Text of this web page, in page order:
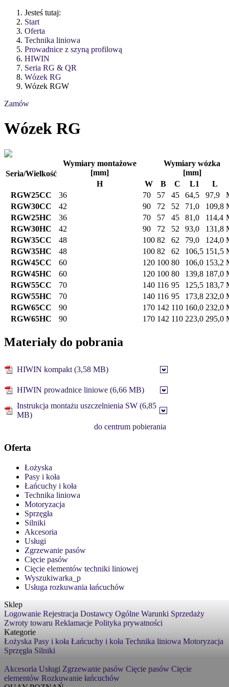
Jesteś tutaj:
Start
Oferta
Technika liniowa
Prowadnice z szyną profilową
HIWIN
Seria RG & QR
Wózek RG
Wózek RGW
Zamów
Wózek RG
Seria/Wielkość
Wymiary montażowe
[mm]
Wymiary wózka
[mm]
H
W B C L1
L
RGW25CC
36 70 57 45 64,5 97,9
RGW30CC
42 90 72 52 71,0 109,8
RGW25HC
36 70 57 45 81,0 114,4
RGW30HC
42 90 72 52 93,0 131,8
RGW35CC
48 100 82 62 79,0 124,0
RGW35HC
48 100 82 62 106,5 151,5
RGW45CC
60 120 100 80 106,0 153,2
RGW45HC
60 120 100 80 139,8 187,0
RGW55CC
70 140 116 95 125,5 183,7
RGW55HC
70 140 116 95 173,8 232,0
RGW65CC
90 170 142 110 160,0 232,0
RGW65HC
90 170 142 110 223,0 295,0
Materiały do pobrania
HIWIN kompakt (3,58 MB)
HIWIN prowadnice liniowe (6,66 MB)
Instrukcja montażu uszczelnienia SW (6,85
MB)
do centrum pobierania
Oferta
Łożyska
Pasy i koła
Łańcuchy i koła
Technika liniowa
Motoryzacja
Sprzęgła
Silniki
Akcesoria
Usługi
Zgrzewanie pasów
Cięcie pasów
Cięcie elementów techniki liniowej
Wyszukiwarka_p
Usługa rozkuwania łańcuchów
Sklep
Logowanie Rejestracja Dostawcy Ogólne Warunki Sprzedaży
Zwroty towaru Reklamacje Polityka prywatności
Kategorie
Łożyska Pasy i koła Łańcuchy i koła Technika liniowa Motoryzacja
Sprzęgła Silniki
Akcesoria Usługi Zgrzewanie pasów Cięcie pasów Cięcie
elementów Rozkuwanie łańcuchów